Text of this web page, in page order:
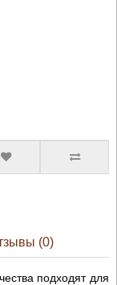
(0)
подходят для